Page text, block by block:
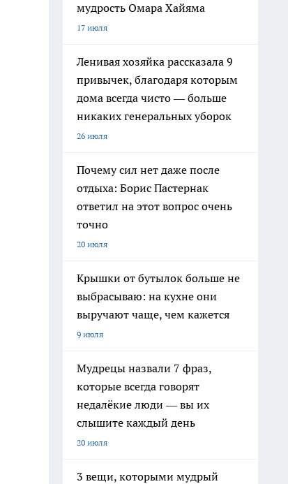
мудрость Омара Хайяма
17 июля
Ленивая хозяйка рассказала 9
привычек, благодаря которым
дома всегда чисто — больше
никаких генеральных уборок
26 июля
Почему сил нет даже после
отдыха: Борис Пастернак
ответил на этот вопрос очень
точно
20 июля
Крышки от бутылок больше не
выбрасываю: на кухне они
выручают чаще, чем кажется
9 июля
Мудрецы назвали 7 фраз,
которые всегда говорят
недалёкие люди — вы их
слышите каждый день
20 июля
3 вещи, которыми мудрый